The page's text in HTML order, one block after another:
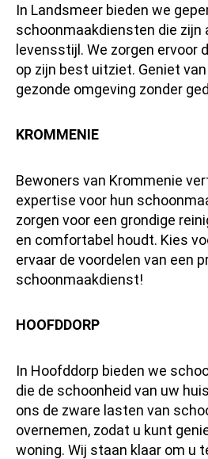
In Landsmeer bieden we
schoonmaakdiensten die zijn
levensstijl. We zorgen ervoor
op zijn best uitziet. Geniet
gezonde omgeving zonder
KROMMENIE
Bewoners van Krommenie
expertise voor hun
zorgen voor een grondige
en comfortabel houdt. Kies
ervaar de voordelen van een
schoonmaakdienst!
HOOFDDORP
In Hoofddorp bieden we
die de schoonheid van uw
ons de zware lasten van
overnemen, zodat u kunt
woning. Wij staan klaar om u